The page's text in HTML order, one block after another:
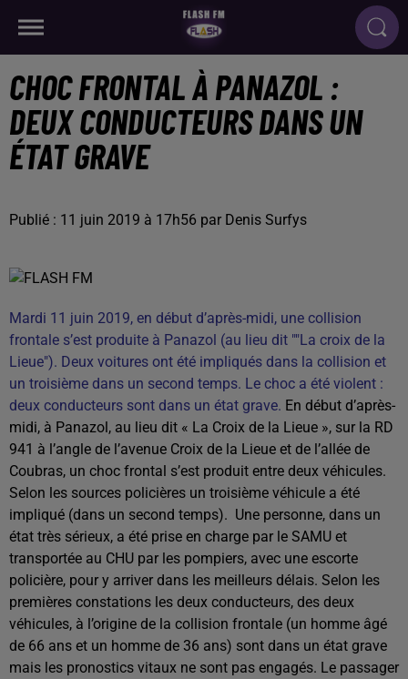
CHOC FRONTAL À PANAZOL :
DEUX CONDUCTEURS DANS UN
ÉTAT GRAVE
Publié : 11 juin 2019 à 17h56 par Denis Surfys
Mardi 11 juin 2019, en début d’après-midi, une collision
frontale s’est produite à Panazol (au lieu dit ""La croix de la
Lieue"). Deux voitures ont été impliqués dans la collision et
un troisième dans un second temps. Le choc a été violent :
deux conducteurs sont dans un état grave. En début d’après-
midi, à Panazol, au lieu dit « La Croix de la Lieue », sur la RD
941 à l’angle de l’avenue Croix de la Lieue et de l’allée de
Coubras, un choc frontal s’est produit entre deux véhicules.
Selon les sources policières un troisième véhicule a été
impliqué (dans un second temps). Une personne, dans un
état très sérieux, a été prise en charge par le SAMU et
transportée au CHU par les pompiers, avec une escorte
policière, pour y arriver dans les meilleurs délais. Selon les
premières constations les deux conducteurs, des deux
véhicules, à l’origine de la collision frontale (un homme âgé
de 66 ans et un homme de 36 ans) sont dans un état grave
mais les pronostics vitaux ne sont pas engagés. Le passager